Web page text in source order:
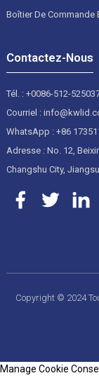
Boîtier De Commande
Contactez-Nous
Tél. : +0086-512-
Courriel :
WhatsApp : +86
Adresse : No. 12,
Changshu City,
Copyright © 2024
Manage Cookie